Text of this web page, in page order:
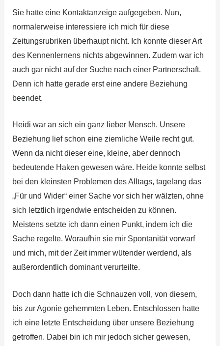
Sie hatte eine Kontaktanzeige aufgegeben. Nun,
normalerweise interessiere ich mich für diese
Zeitungsrubriken überhaupt nicht. Ich konnte dieser Art
des Kennenlernens nichts abgewinnen. Zudem war ich
auch gar nicht auf der Suche nach einer Partnerschaft.
Denn ich hatte gerade erst eine andere Beziehung
beendet.
Heidi war an sich ein ganz lieber Mensch. Unsere
Beziehung lief schon eine ziemliche Weile recht gut.
Wenn da nicht dieser eine, kleine, aber dennoch
bedeutende Haken gewesen wäre. Heide konnte selbst
bei den kleinsten Problemen des Alltags, tagelang das
„Für und Wider“ einer Sache vor sich her wälzten, ohne
sich letztlich irgendwie entscheiden zu können.
Meistens setzte ich dann einen Punkt, indem ich die
Sache regelte. Woraufhin sie mir Spontanität vorwarf
und mich, mit der Zeit immer wütender werdend, als
außerordentlich dominant verurteilte.
Doch dann hatte ich die Schnauzen voll, von diesem,
bis zur Agonie gehemmten Leben. Entschlossen hatte
ich eine letzte Entscheidung über unsere Beziehung
getroffen. Dabei bin ich mir jedoch sicher gewesen,